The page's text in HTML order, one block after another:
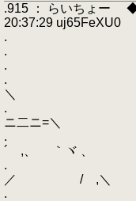
.915 ： らいちょー
20:37:29 uj65FeXU0
.
.
. ／´
. |, x≦
＼
. ／
ニ二ニ=＼
. /〃
´ ,、 ｀ヾ 、
.
／ / ,＼
.